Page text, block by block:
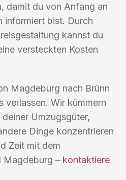
damit du von Anfang an
informiert bist. Durch
kannst du
versteckten Kosten
Magdeburg nach Brünn
verlassen. Wir kümmern
Umzugsgüter,
Dinge konzentrieren
Zeit mit dem
Magdeburg – kontaktiere